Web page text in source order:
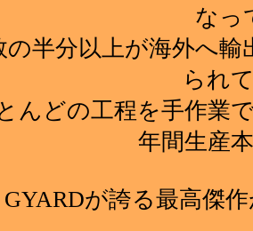
なっ
の半分以上が海外へ
られ
んどの工程を手作業
年間生産
GYARDが誇る最高傑